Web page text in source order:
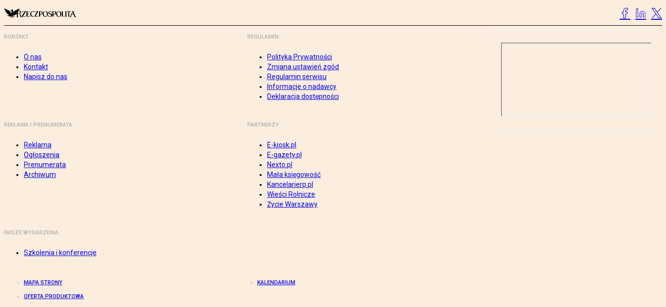
KONTAKT
O nas
Kontakt
Napisz do nas
REGULAMIN
Polityka Prywatności
Zmiana ustawień zgód
Regulamin serwisu
Informacje o nadawcy
Deklaracja dostępności
REKLAMA I PRENUMERATA
Reklama
Ogłoszenia
Prenumerata
Archiwum
PARTNERZY
E-kiosk.pl
E-gazety.pl
Nexto.pl
Mała księgowość
Kancelarierp.pl
Wieści Rolnicze
Życie Warszawy
NASZE WYDARZENIA
Szkolenia i konferencje
MAPA STRONY KALENDARIUM
OFERTA PRODUKTOWA